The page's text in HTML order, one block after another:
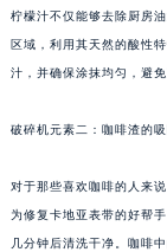
柠檬汁不仅能够去除厨房
区域，利用其天然的酸性
汁，并确保涂抹均匀，避
破碎机元素二：咖啡渣的
对于那些喜欢咖啡的人来
为修复卡地亚表带的好帮
几分钟后清洗干净。咖啡